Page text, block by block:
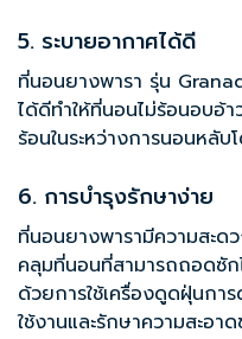
5. ระบายอากาศได้ดี
ที่นอนยางพารา รุ่น
ได้ดีทำให้ที่นอนไม่ร้อนอบอ้
ร้อนในระหว่างการนอนหลับ
6. การบำรุงรักษาง่าย
ที่นอนยางพารามีความสะด
คลุมที่นอนที่สามารถถอดซัก
ด้วยการใช้เครื่องดูดฝุ่นก
ใช้งานและรักษาความสะอา